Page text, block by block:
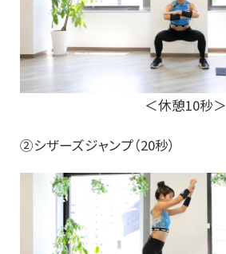
＜休憩10秒＞
②シザーズジャンプ（20秒）